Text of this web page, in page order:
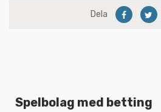
Dela
Spelbolag med betting